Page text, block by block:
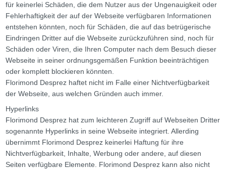
für keinerlei Schäden, die dem Nutzer aus der Ungenauigkeit oder
Fehlerhaftigkeit der auf der Webseite verfügbaren Informationen
entstehen könnten, noch für Schäden, die auf das betrügerische
Eindringen Dritter auf die Webseite zurückzuführen sind, noch für
Schäden oder Viren, die Ihren Computer nach dem Besuch dieser
Webseite in seiner ordnungsgemäßen Funktion beeinträchtigen
oder komplett blockieren könnten.
Florimond Desprez haftet nicht im Falle einer Nichtverfügbarkeit
der Webseite, aus welchen Gründen auch immer.
Hyperlinks
Florimond Desprez hat zum leichteren Zugriff auf Webseiten Dritter
sogenannte Hyperlinks in seine Webseite integriert. Allerding
übernimmt Florimond Desprez keinerlei Haftung für ihre
Nichtverfügbarkeit, Inhalte, Werbung oder andere, auf diesen
Seiten verfügbare Elemente. Florimond Desprez kann also nicht